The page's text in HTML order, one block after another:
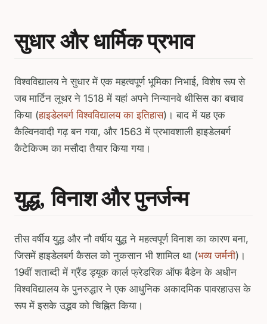
सुधार और धार्मिक प्रभाव
विश्वविद्यालय ने सुधार में एक महत्वपूर्ण भूमिका निभाई, विशेष रूप से
जब मार्टिन लूथर ने 1518 में यहां अपने निन्यानवे थीसिस का बचाव
किया (हाइडेलबर्ग विश्वविद्यालय का इतिहास)। बाद में यह एक
कैल्विनवादी गढ़ बन गया, और 1563 में प्रभावशाली हाइडेलबर्ग
कैटेकिज्म का मसौदा तैयार किया गया।
युद्ध, विनाश और पुनर्जन्म
तीस वर्षीय युद्ध और नौ वर्षीय युद्ध ने महत्वपूर्ण विनाश का कारण बना,
जिसमें हाइडेलबर्ग कैसल को नुकसान भी शामिल था (भव्य जर्मनी)।
19वीं शताब्दी में ग्रैंड ड्यूक कार्ल फ्रेडरिक ऑफ बैडेन के अधीन
विश्वविद्यालय के पुनरुद्धार ने एक आधुनिक अकादमिक पावरहाउस के
रूप में इसके उद्भव को चिह्नित किया।